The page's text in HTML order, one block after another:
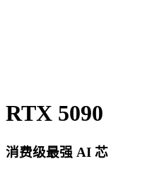
RTX 5090
消费级最强 AI 芯